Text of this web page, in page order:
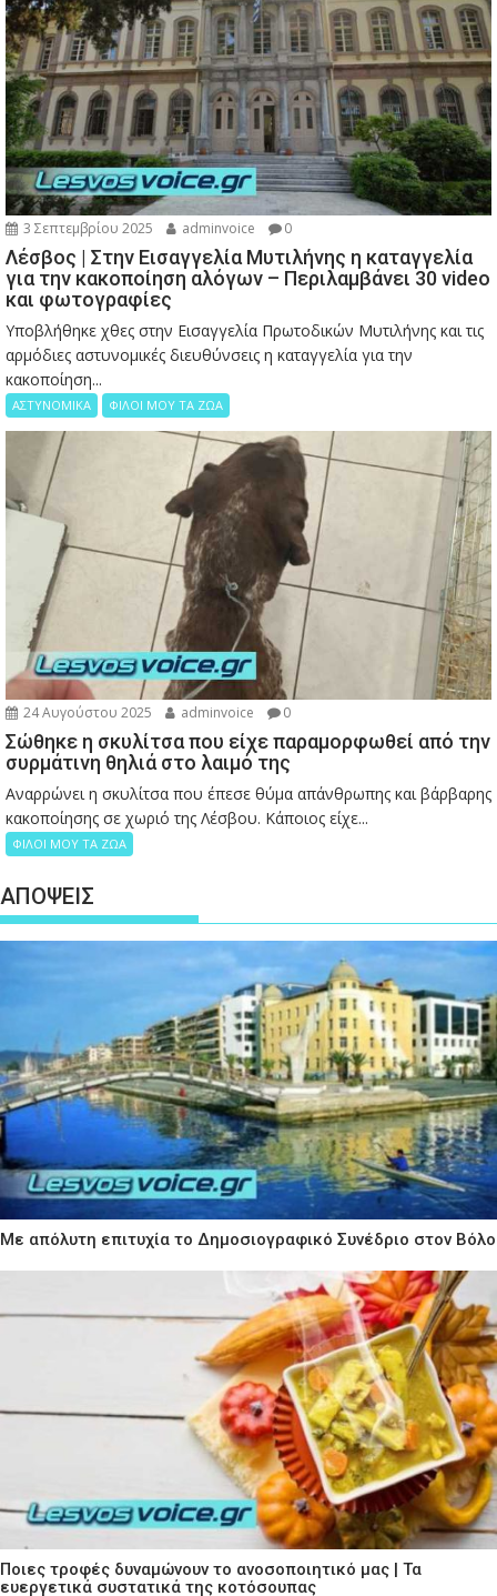
3 Σεπτεμβρίου 2025 adminvoice 0
Λέσβος | Στην Εισαγγελία Μυτιλήνης η καταγγελία
για την κακοποίηση αλόγων – Περιλαμβάνει 30 video
και φωτογραφίες
Υποβλήθηκε χθες στην Εισαγγελία Πρωτοδικών Μυτιλήνης και τις
αρμόδιες αστυνομικές διευθύνσεις η καταγγελία για την
κακοποίηση...
ΑΣΤΥΝΟΜΙΚΑ ΦΙΛΟΙ ΜΟΥ ΤΑ ΖΩΑ
24 Αυγούστου 2025 adminvoice 0
Σώθηκε η σκυλίτσα που είχε παραμορφωθεί από την
συρμάτινη θηλιά στο λαιμό της
Αναρρώνει η σκυλίτσα που έπεσε θύμα απάνθρωπης και βάρβαρης
κακοποίησης σε χωριό της Λέσβου. Κάποιος είχε...
ΦΙΛΟΙ ΜΟΥ ΤΑ ΖΩΑ
ΑΠΟΨΕΙΣ
Με απόλυτη επιτυχία το Δημοσιογραφικό Συνέδριο στον Βόλο
Ποιες τροφές δυναμώνουν το ανοσοποιητικό μας | Τα
ευεργετικά συστατικά της κοτόσουπας